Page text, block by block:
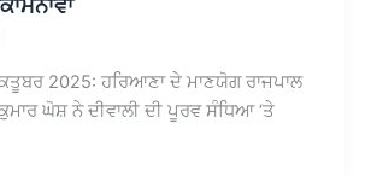
2025: ਹਰਿਆਣਾ ਦੇ ਮਾਣਯੋਗ ਰਾਜਪਾਲ
ਘੋਸ਼ ਨੇ ਦੀਵਾਲੀ ਦੀ ਪੂਰਵ ਸੰਧਿਆ ‘ਤੇ